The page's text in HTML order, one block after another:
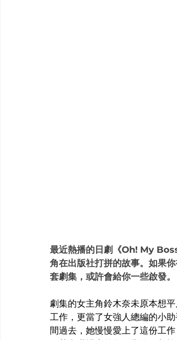
最近熱播的日劇《Oh! My
角在出版社打拼的故事。如果
套劇集，或許會給你一些啟發。
劇集的女主角鈴木奈未原本想
工作，更當了女強人總編的小
間過去，她慢慢愛上了這份工